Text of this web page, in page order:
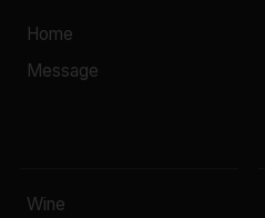
Home
Message
Wine